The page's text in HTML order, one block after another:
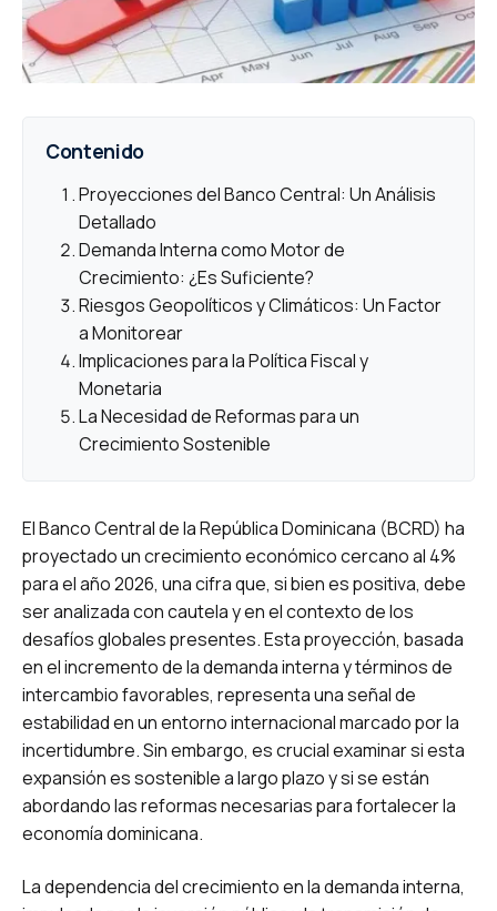
Contenido
Proyecciones del Banco Central: Un Análisis
Detallado
Demanda Interna como Motor de
Crecimiento: ¿Es Suficiente?
Riesgos Geopolíticos y Climáticos: Un Factor
a Monitorear
Implicaciones para la Política Fiscal y
Monetaria
La Necesidad de Reformas para un
Crecimiento Sostenible
El Banco Central de la República Dominicana (BCRD) ha
proyectado un crecimiento económico cercano al 4%
para el año 2026, una cifra que, si bien es positiva, debe
ser analizada con cautela y en el contexto de los
desafíos globales presentes. Esta proyección, basada
en el incremento de la demanda interna y términos de
intercambio favorables, representa una señal de
estabilidad en un entorno internacional marcado por la
incertidumbre. Sin embargo, es crucial examinar si esta
expansión es sostenible a largo plazo y si se están
abordando las reformas necesarias para fortalecer la
economía dominicana.
La dependencia del crecimiento en la demanda interna,